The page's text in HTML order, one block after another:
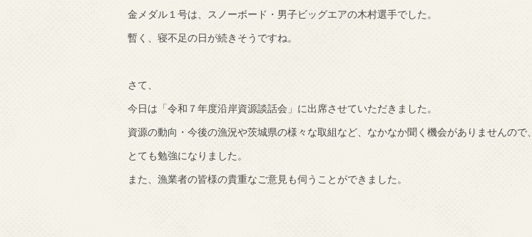
金メダル１号は、スノーボード・男子ビッグエアの木村選手でした。
暫く、寝不足の日が続きそうですね。
さて、
今日は「令和７年度沿岸資源談話会」に出席させていただきました。
資源の動向・今後の漁況や茨城県の様々な取組など、なかなか聞く機会がありませんので、
とても勉強になりました。
また、漁業者の皆様の貴重なご意見も伺うことができました。